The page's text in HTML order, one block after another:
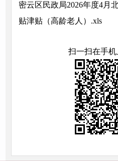
密云区民政局2026年度4月
贴津贴（高龄老人）.xls
扫一扫在手